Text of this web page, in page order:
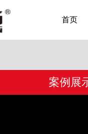
首页
案例展